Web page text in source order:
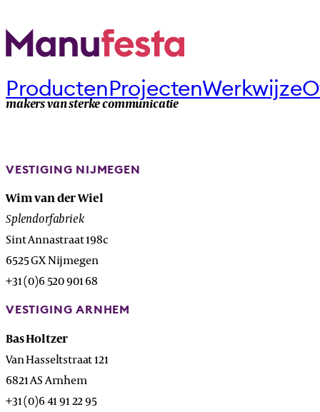
makers van sterke communicatie
ProductenProjectenWerkwijze
VESTIGING NIJMEGEN
Wim van der Wiel
Splendorfabriek
Sint Annastraat 198c
6525 GX Nijmegen
+31 (0)6 520 901 68
VESTIGING ARNHEM
Bas Holtzer
Van Hasseltstraat 121
6821 AS Arnhem
+31 (0)6 41 91 22 95